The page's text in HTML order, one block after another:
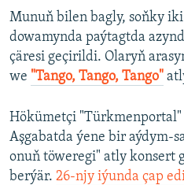
Munuň bilen bagly, soňky
dowamynda paýtagtda
çäresi geçirildi. Olaryň
we "Tango, Tango, Tango"
Hökümetçi
Aşgabatda ýene bir aýdym-
onuň töweregi" atly konsert
berýär. 26-njy iýunda çap